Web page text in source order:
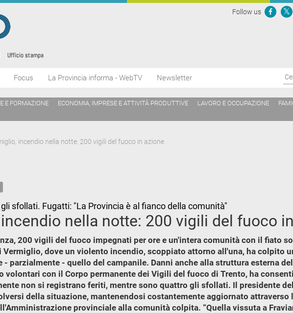
Follow us
Focus La Provincia informa - WebTV Newsletter
E FORMAZIONE ECONOMIA, IMPRESE E ATTIVITÀ PRODUTTIVE LAVORO E OCCUPAZIONE
incendio nella notte: 200 vigili del fuoco in azione
sfollati. Fugatti: "La Provincia è al fianco della comunità"
nella notte: 200 vigili del fuoco
200 vigili del fuoco impegnati per ore e un'intera comunità con il fiato
Vermiglio, dove un violento incendio, scoppiato attorno all'una, ha colpito
parzialmente - quello del campanile. Danni anche alla struttura esterna
con il Corpo permanente dei Vigili del fuoco di Trento, ha
non si registrano feriti, mentre sono quattro gli sfollati. Il presidente
della situazione, mantenendosi costantemente aggiornato attraverso
provinciale alla comunità colpita. “Quella vissuta a